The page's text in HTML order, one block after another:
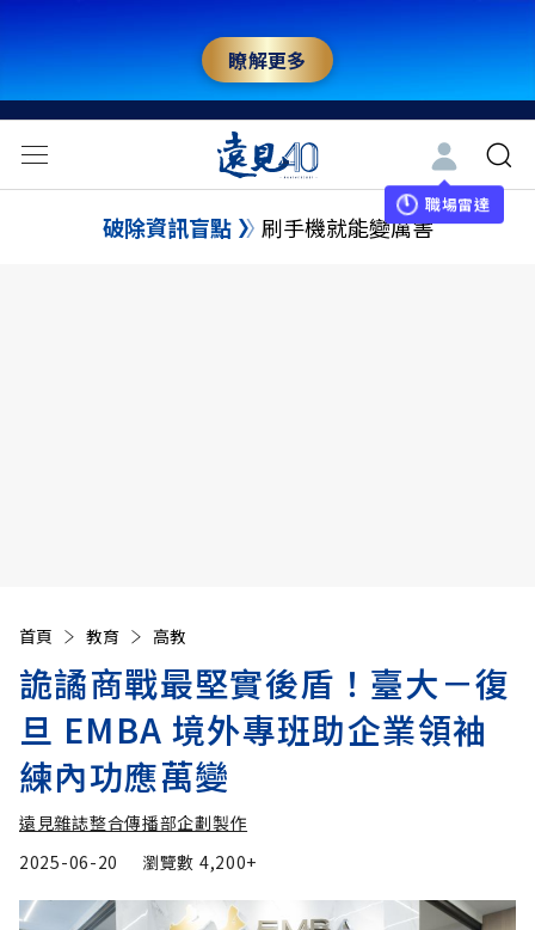
瞭解更多
職場雷達
破除資訊盲點 刷手機就能變厲害
首頁 教育 高教
詭譎商戰最堅實後盾！臺大－復
旦 EMBA 境外專班助企業領袖
練內功應萬變
遠見雜誌整合傳播部企劃製作
2025-06-20
瀏覽數 4,200+